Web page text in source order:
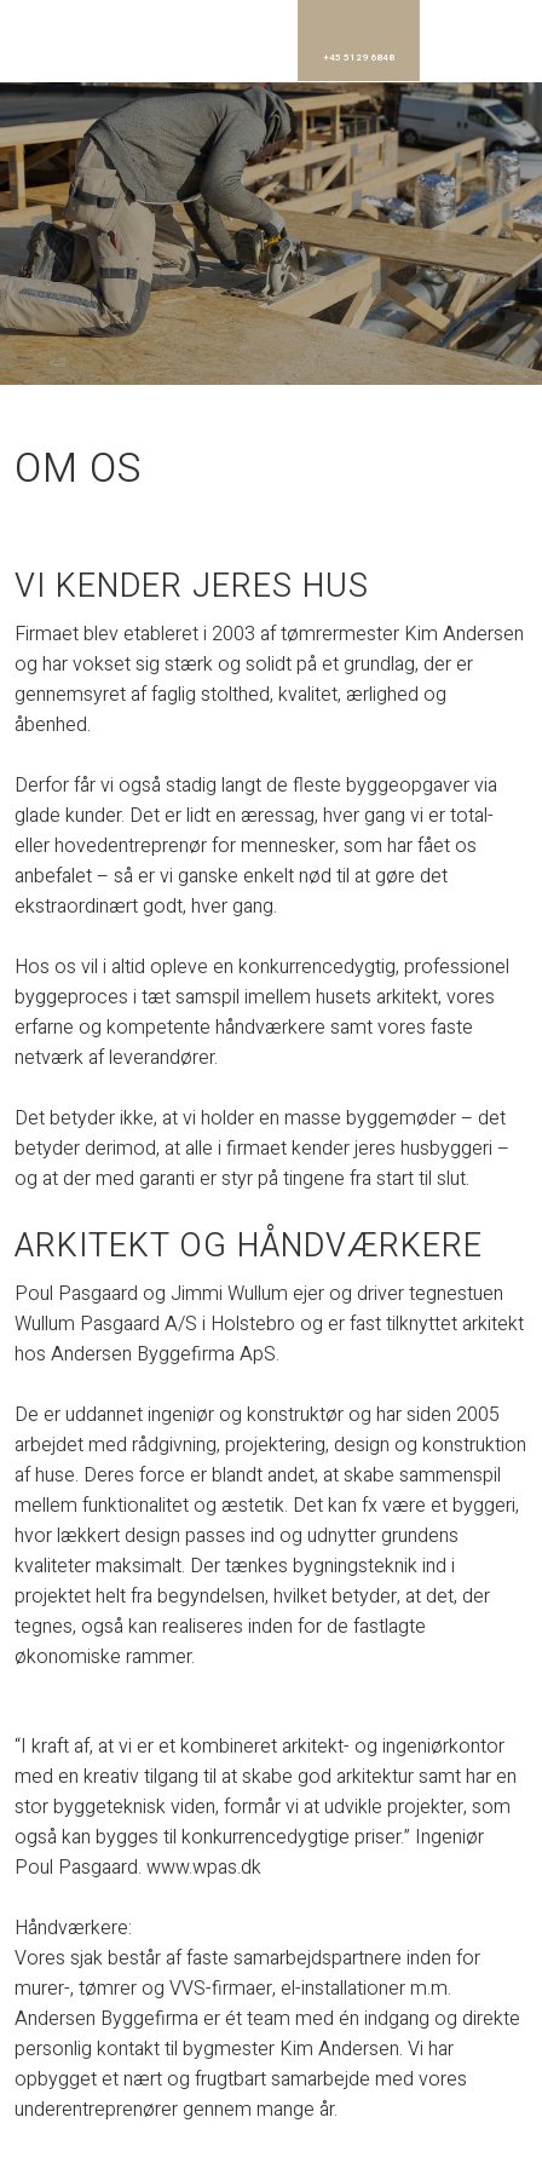
+45 5129 6848
OM OS​
​VI KENDER JERES HUS
Firmaet blev etableret i 2003 af tømrermester Kim Andersen
og har vokset sig stærk og solidt på et grundlag, der er
gennemsyret af faglig stolthed, kvalitet, ærlighed og
åbenhed.
Derfor får vi også stadig langt de fleste byggeopgaver via
glade kunder. Det er lidt en æressag, hver gang vi er total-
eller hovedentreprenør for mennesker, som har fået os
anbefalet – så er vi ganske enkelt nød til at gøre det
ekstraordinært godt, hver gang.
Hos os vil i altid opleve en konkurrencedygtig, professionel
byggeproces i tæt samspil imellem husets arkitekt, vores
erfarne og kompetente håndværkere samt vores faste
netværk af leverandører.
Det betyder ikke, at vi holder en masse byggemøder – det
betyder derimod, at alle i firmaet kender jeres husbyggeri –
og at der med garanti er styr på tingene fra start til slut.
ARKITEKT OG HÅNDVÆRKERE
Poul Pasgaard og Jimmi Wullum ejer og driver tegnestuen
Wullum Pasgaard A/S i Holstebro og er fast tilknyttet arkitekt
hos Andersen Byggefirma ApS.
De er uddannet ingeniør og konstruktør og har siden 2005
arbejdet med rådgivning, projektering, design og konstruktion
af huse. Deres force er blandt andet, at skabe sammenspil
mellem funktionalitet og æstetik. Det kan fx være et byggeri,
hvor lækkert design passes ind og udnytter grundens
kvaliteter maksimalt. Der tænkes bygningsteknik ind i
projektet helt fra begyndelsen, hvilket betyder, at det, der
tegnes, også kan realiseres inden for de fastlagte
økonomiske rammer.
​“I kraft af, at vi er et kombineret arkitekt- og ingeniørkontor
med en kreativ tilgang til at skabe god arkitektur samt har en
stor byggeteknisk viden, formår vi at udvikle projekter, som
også kan bygges til konkurrencedygtige priser.” Ingeniør
Poul Pasgaard. www.wpas.dk
Håndværkere:
Vores sjak består af faste samarbejdspartnere inden for
murer-, tømrer og VVS-firmaer, el-installationer m.m.
Andersen Byggefirma er ét team med én indgang og direkte
personlig kontakt til bygmester Kim Andersen. Vi har
opbygget et nært og frugtbart samarbejde med vores
underentreprenører gennem mange år.​